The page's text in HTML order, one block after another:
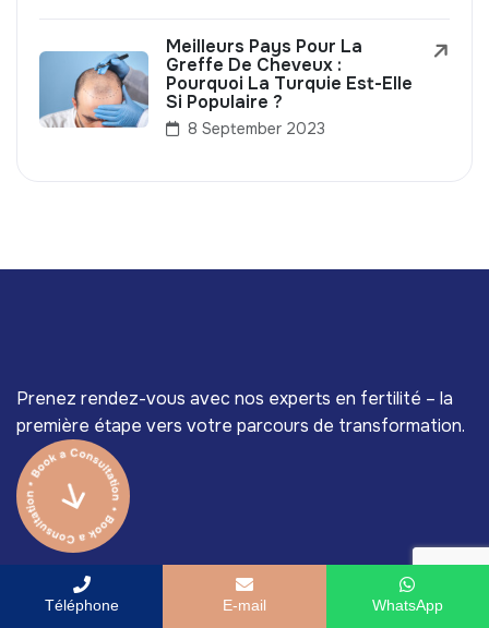
Meilleurs Pays Pour La
Greffe De Cheveux :
Pourquoi La Turquie Est-Elle
Si Populaire ?
8 September 2023
Prenez rendez-vous avec nos experts en fertilité – la
première étape vers votre parcours de transformation.
Téléphone E-mail WhatsApp